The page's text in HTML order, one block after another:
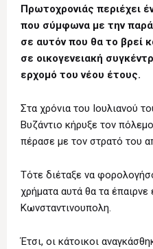
Πρωτοχρονιάς περιέχει
που σύμφωνα με την
σε αυτόν που θα το βρεί
σε οικογενειακή
ερχομό του νέου έτους.
Στα χρόνια του Ιουλιανού
Βυζάντιο κήρυξε τον
πέρασε με τον στρατό του
Τότε διέταξε να
χρήματα αυτά θα τα έπαιρνε
Κωνσταντινουπολη.
Έτσι, οι κάτοικοι